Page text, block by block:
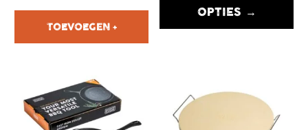
OPTIES →